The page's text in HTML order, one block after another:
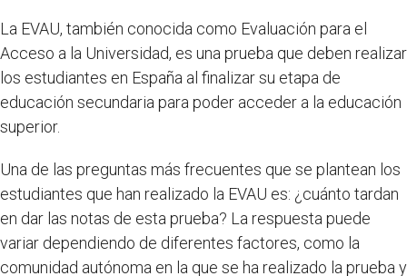
La EVAU, también conocida como Evaluación para el
Acceso a la Universidad, es una prueba que deben realizar
los estudiantes en España al finalizar su etapa de
educación secundaria para poder acceder a la educación
superior.
Una de las preguntas más frecuentes que se plantean los
estudiantes que han realizado la EVAU es: ¿cuánto tardan
en dar las notas de esta prueba? La respuesta puede
variar dependiendo de diferentes factores, como la
comunidad autónoma en la que se ha realizado la prueba y